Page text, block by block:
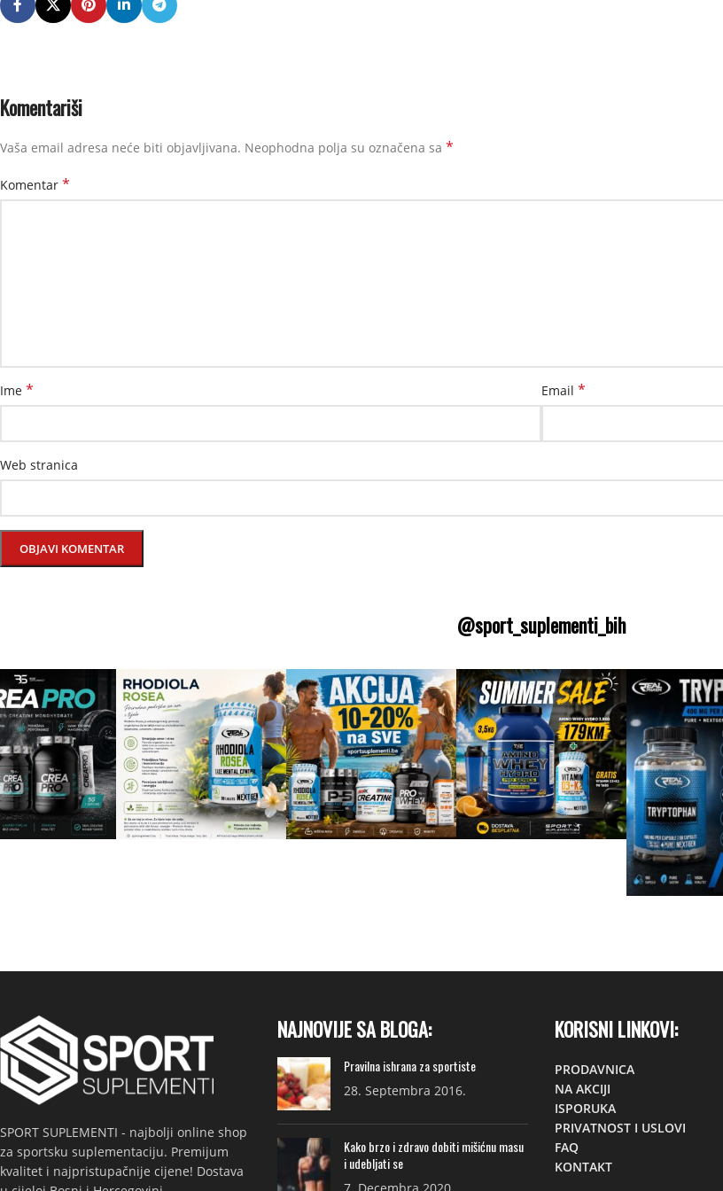
Komentariši
Vaša email adresa neće biti objavljivana. Neophodna polja su označena sa *
Komentar *
Ime * Email *
Web stranica
@sport_suplementi_bih
SPORT SUPLEMENTI - najbolji online shop
za sportsku suplementaciju. Premijum
kvalitet i najpristupačnije cijene! Dostava
NAJNOVIJE SA BLOGA:
Pravilna ishrana za sportiste
28. Septembra 2016.
Kako brzo i zdravo dobiti mišićnu masu
i udebljati se
KORISNI LINKOVI:
PRODAVNICA
NA AKCIJI
ISPORUKA
PRIVATNOST I USLOVI
FAQ
KONTAKT